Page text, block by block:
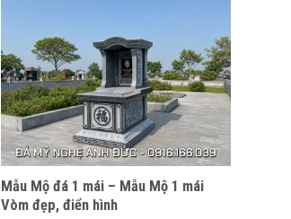
Mẫu Mộ đá 1 mái – Mẫu Mộ 1 mái
Vòm đẹp, điển hình